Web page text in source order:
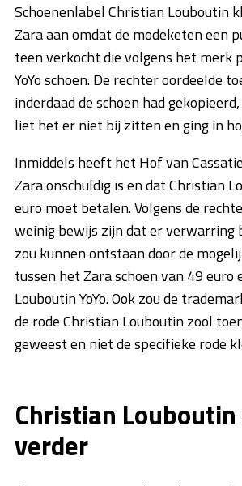
Schoenenlabel Christian Louboutin
Zara aan omdat de modeketen een
teen verkocht die volgens het merk
YoYo schoen. De rechter oordeelde
inderdaad de schoen had
liet het er niet bij zitten en ging in
Inmiddels heeft het Hof van
Zara onschuldig is en dat Christian
euro moet betalen. Volgens de
weinig bewijs zijn dat er verwarring
zou kunnen ontstaan door de
tussen het Zara schoen van 49 euro
Louboutin YoYo. Ook zou de
de rode Christian Louboutin zool
geweest en niet de specifieke rode
Christian
verder